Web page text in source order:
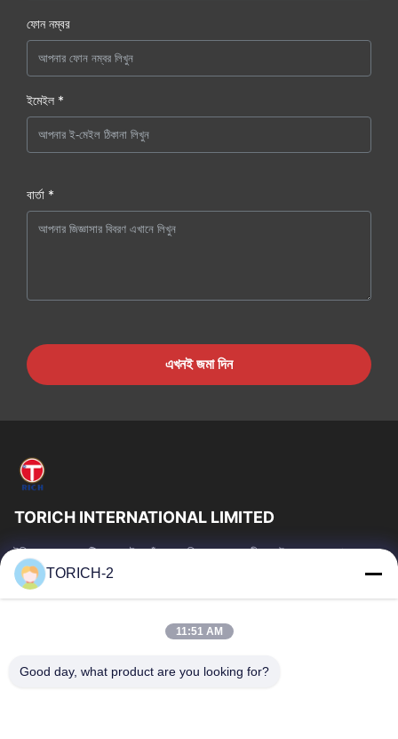
ফোন নম্বর
ইমেইল *
বার্তা *
এখনই জমা দিন
TORICH INTERNATIONAL LIMITED
টরিচ গ্রুপ হল একটি ওয়ান-স্টপ কাঁচামাল পরিষেবা প্রদানকারী যার উৎপাদন, গবেষণা ও
উন্নয়ন, ট্রেডিং, গুদামজাতকরণ এবং কাস্টমাইজড প্রক্রিয়াকরণে 30...
গুরুত্বপূর্ণ সংযোগ
পণ্য
কারখানা ভ্রমণ
মান নিয়ন্ত্রণ
TORICH-2
11:51 AM
Good day, what product are you looking for?